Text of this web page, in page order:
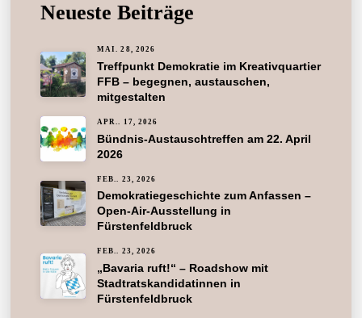
Neueste Beiträge
MAI. 28, 2026
Treffpunkt Demokratie im Kreativquartier
FFB – begegnen, austauschen,
mitgestalten
APR.. 17, 2026
Bündnis-Austauschtreffen am 22. April
2026
FEB.. 23, 2026
Demokratiegeschichte zum Anfassen –
Open-Air-Ausstellung in
Fürstenfeldbruck
FEB.. 23, 2026
„Bavaria ruft!“ – Roadshow mit
Stadtratskandidatinnen in
Fürstenfeldbruck